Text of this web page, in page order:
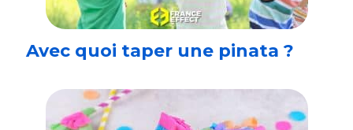
Avec quoi taper une pinata ?